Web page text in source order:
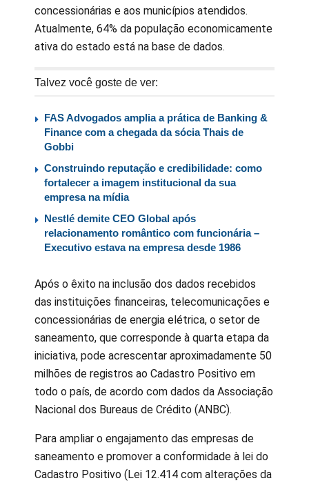
concessionárias e aos municípios atendidos.
Atualmente, 64% da população economicamente
ativa do estado está na base de dados.
Talvez você goste de ver:
FAS Advogados amplia a prática de Banking &
Finance com a chegada da sócia Thais de
Gobbi
Construindo reputação e credibilidade: como
fortalecer a imagem institucional da sua
empresa na mídia
Nestlé demite CEO Global após
relacionamento romântico com funcionária –
Executivo estava na empresa desde 1986
Após o êxito na inclusão dos dados recebidos
das instituições financeiras, telecomunicações e
concessionárias de energia elétrica, o setor de
saneamento, que corresponde à quarta etapa da
iniciativa, pode acrescentar aproximadamente 50
milhões de registros ao Cadastro Positivo em
todo o país, de acordo com dados da Associação
Nacional dos Bureaus de Crédito (ANBC).
Para ampliar o engajamento das empresas de
saneamento e promover a conformidade à lei do
Cadastro Positivo (Lei 12.414 com alterações da